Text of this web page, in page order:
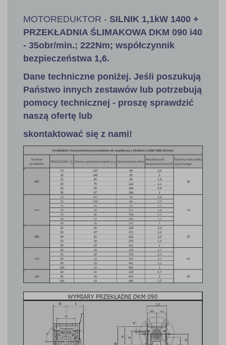
MOTOREDUKTOR - SILNIK 1,1kW 1400 +
PRZEKŁADNIA ŚLIMAKOWA DKM 090 i40
- 35obr/min.; 222Nm; współczynnik
bezpieczeństwa 1,6.
Dane techniczne poniżej. Jeśli poszukują
Państwo innych zestawów lub potrzebują
pomocy technicznej - proszę sprawdzić
naszą ofertę lub
skontaktować się z nami!